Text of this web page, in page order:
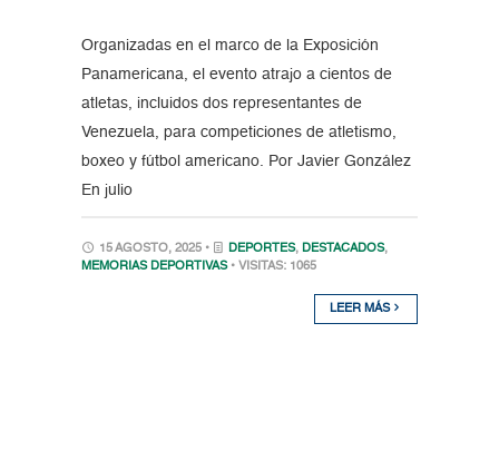
Organizadas en el marco de la Exposición
Panamericana, el evento atrajo a cientos de
atletas, incluidos dos representantes de
Venezuela, para competiciones de atletismo,
boxeo y fútbol americano. Por Javier González
En julio
15 AGOSTO, 2025 • DEPORTES, DESTACADOS,
MEMORIAS DEPORTIVAS • VISITAS: 1065
LEER MÁS